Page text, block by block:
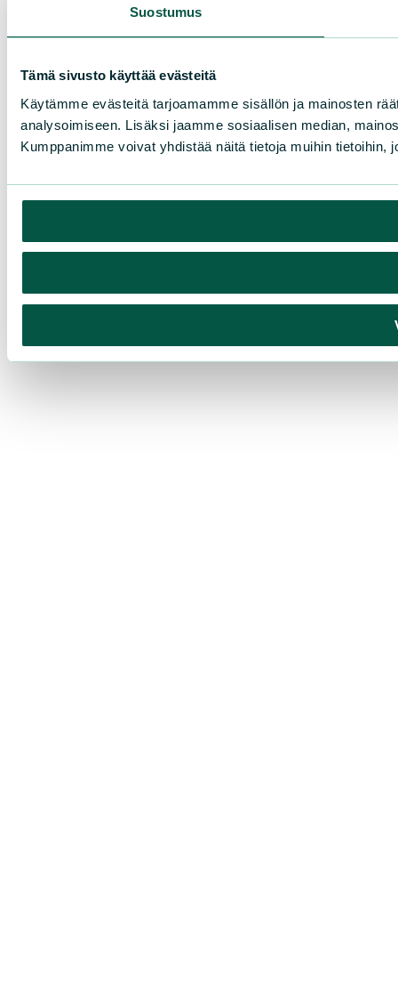
Suostumus
Tämä sivusto käyttää evästeitä
Käytämme evästeitä tarjoamamme sisällön ja mainosten
analysoimiseen. Lisäksi jaamme sosiaalisen median,
Kumppanimme voivat yhdistää näitä tietoja muihin tietoihin,